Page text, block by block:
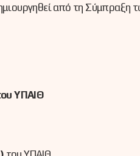
από τη Σύμπραξη
ΥΠΑΙΘ